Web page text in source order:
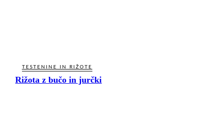
TESTENINE IN RIŽOTE
Rižota z bučo in jurčki